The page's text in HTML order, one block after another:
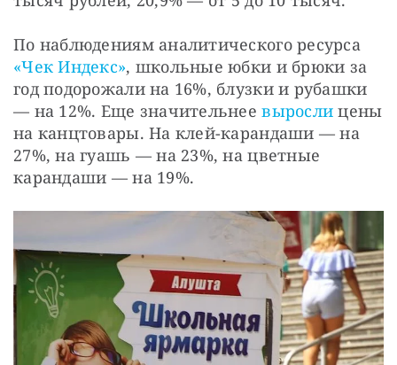
«Чек Индекс», школьные юбки и брюки за
год подорожали на 16%, блузки и рубашки
— на 12%. Еще значительнее выросли цены
на канцтовары. На клей-карандаши — на
27%, на гуашь — на 23%, на цветные
карандаши — на 19%.